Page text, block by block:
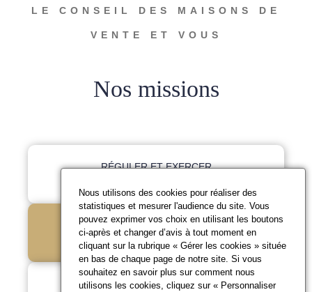
LE CONSEIL DES MAISONS DE
VENTE ET VOUS
Nos missions
RÉGULER ET EXERCER
RÉPONDRE À VOS
QUESTIONS
PROMOUVOIR LES
Nous utilisons des cookies pour réaliser des
statistiques et mesurer l'audience du site. Vous
pouvez exprimer vos choix en utilisant les boutons
ci-après et changer d’avis à tout moment en
cliquant sur la rubrique « Gérer les cookies » située
en bas de chaque page de notre site. Si vous
souhaitez en savoir plus sur comment nous
utilisons les cookies, cliquez sur « Personnaliser